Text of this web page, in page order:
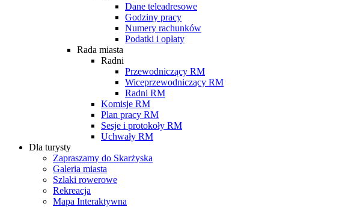
Dane teleadresowe
Godziny pracy
Numery rachunków
Podatki i opłaty
Rada miasta
Radni
Przewodniczący RM
Wiceprzewodniczący RM
Radni RM
Komisje RM
Plan pracy RM
Sesje i protokoły RM
Uchwały RM
Dla turysty
Zapraszamy do Skarżyska
Galeria miasta
Szlaki rowerowe
Rekreacja
Mapa Interaktywna